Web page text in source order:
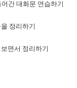
간 대화문 연습하기
정리하기
면서 정리하기